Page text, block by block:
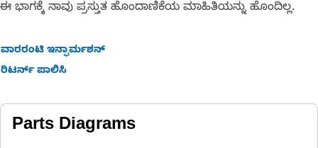
ಈ ಭಾಗಕ್ಕೆ ನಾವು ಪ್ರಸ್ತುತ ಹೊಂದಾಣಿಕೆಯ ಮಾಹಿತಿಯನ್ನು ಹೊಂದಿಲ್ಲ.
ವಾರರಂಟಿ ಇನ್ಫಾರ್ಮಶನ್
ರಿಟರ್ನ್ ಪಾಲಿಸಿ
Parts Diagrams